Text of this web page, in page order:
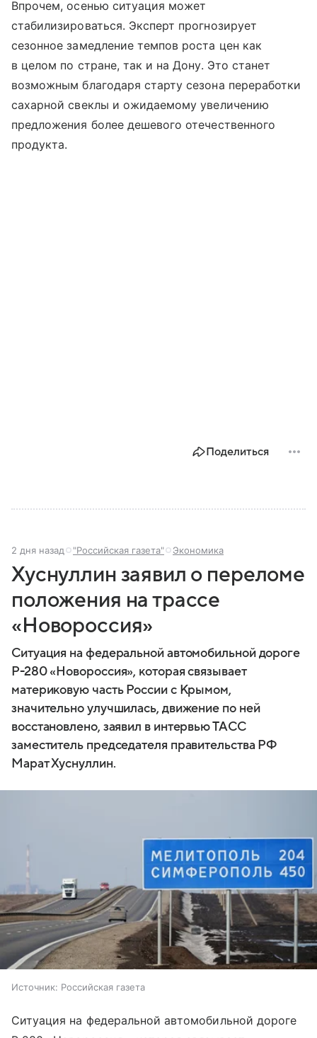
Впрочем, осенью ситуация может
стабилизироваться. Эксперт прогнозирует
сезонное замедление темпов роста цен как
в целом по стране, так и на Дону. Это станет
возможным благодаря старту сезона переработки
сахарной свеклы и ожидаемому увеличению
предложения более дешевого отечественного
продукта.
Поделиться
2 дня назад "Российская газета" Экономика
Хуснуллин заявил о переломе
положения на трассе
«Новороссия»
Ситуация на федеральной автомобильной дороге
Р-280 «Новороссия», которая связывает
материковую часть России с Крымом,
значительно улучшилась, движение по ней
восстановлено, заявил в интервью ТАСС
заместитель председателя правительства РФ
Марат Хуснуллин.
Источник: Российская газета
Ситуация на федеральной автомобильной дороге